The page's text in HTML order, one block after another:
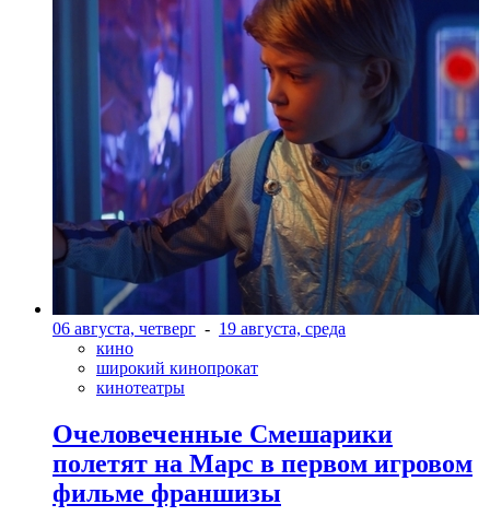
06 августа, четверг - 19 августа, среда
кино
широкий кинопрокат
кинотеатры
Очеловеченные Смешарики
полетят на Марс в первом игровом
фильме франшизы